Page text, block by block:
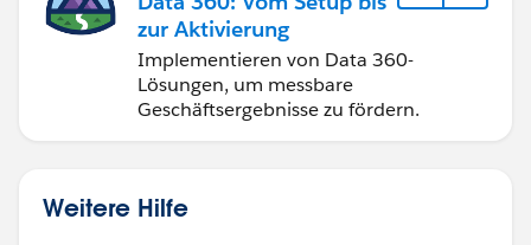
zur Aktivierung
Implementieren von Data 360-
Lösungen, um messbare
Geschäftsergebnisse zu fördern.
Weitere Hilfe